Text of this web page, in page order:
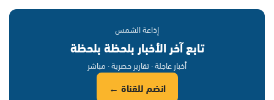
إذاعة الشمس
تابع آخر الأخبار بلحظة بلحظة
أخبار عاجلة · تقارير حصرية · مباشر
انضم للقناة ←